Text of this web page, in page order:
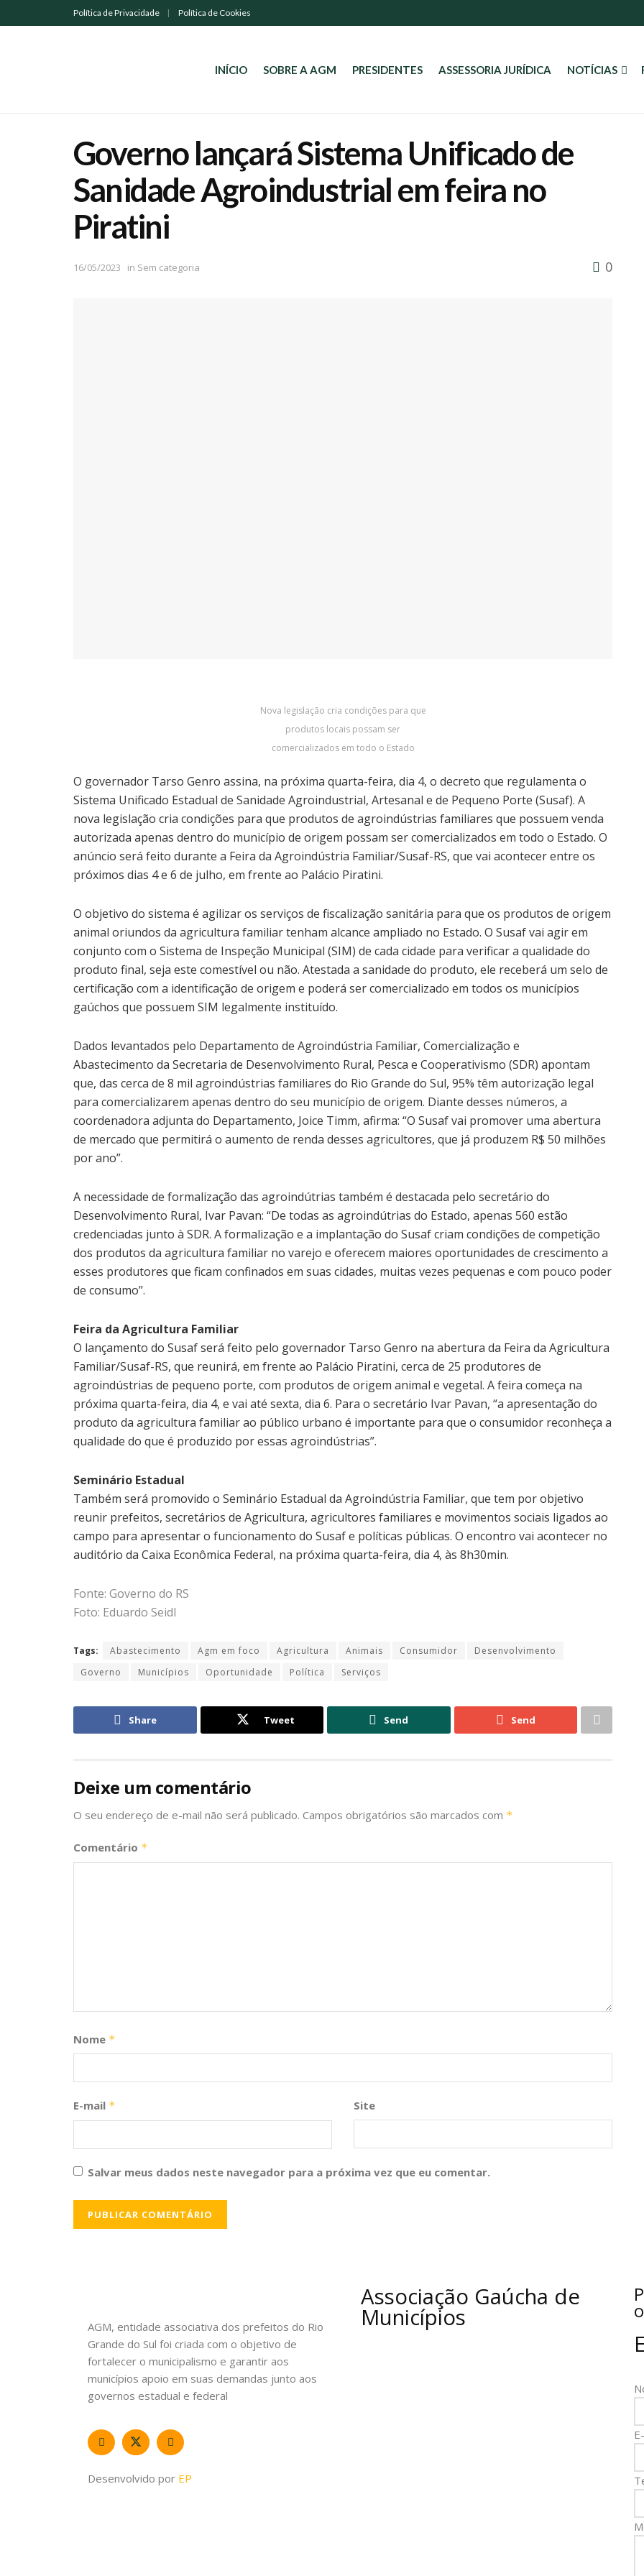
Política de Privacidade Política de Cookies
INÍCIO SOBRE A AGM PRESIDENTES ASSESSORIA JURÍDICA NOTÍCIAS
Governo lançará Sistema Unificado de
Sanidade Agroindustrial em feira no
Piratini
16/05/2023 in Sem categoria 0
Nova legislação cria condições para que
produtos locais possam ser
comercializados em todo o Estado
O governador Tarso Genro assina, na próxima quarta-feira, dia 4, o decreto que regulamenta o
Sistema Unificado Estadual de Sanidade Agroindustrial, Artesanal e de Pequeno Porte (Susaf). A
nova legislação cria condições para que produtos de agroindústrias familiares que possuem venda
autorizada apenas dentro do município de origem possam ser comercializados em todo o Estado. O
anúncio será feito durante a Feira da Agroindústria Familiar/Susaf-RS, que vai acontecer entre os
próximos dias 4 e 6 de julho, em frente ao Palácio Piratini.
O objetivo do sistema é agilizar os serviços de fiscalização sanitária para que os produtos de origem
animal oriundos da agricultura familiar tenham alcance ampliado no Estado. O Susaf vai agir em
conjunto com o Sistema de Inspeção Municipal (SIM) de cada cidade para verificar a qualidade do
produto final, seja este comestível ou não. Atestada a sanidade do produto, ele receberá um selo de
certificação com a identificação de origem e poderá ser comercializado em todos os municípios
gaúchos que possuem SIM legalmente instituído.
Dados levantados pelo Departamento de Agroindústria Familiar, Comercialização e
Abastecimento da Secretaria de Desenvolvimento Rural, Pesca e Cooperativismo (SDR) apontam
que, das cerca de 8 mil agroindústrias familiares do Rio Grande do Sul, 95% têm autorização legal
para comercializarem apenas dentro do seu município de origem. Diante desses números, a
coordenadora adjunta do Departamento, Joice Timm, afirma: “O Susaf vai promover uma abertura
de mercado que permitirá o aumento de renda desses agricultores, que já produzem R$ 50 milhões
por ano”.
A necessidade de formalização das agroindútrias também é destacada pelo secretário do
Desenvolvimento Rural, Ivar Pavan: “De todas as agroindútrias do Estado, apenas 560 estão
credenciadas junto à SDR. A formalização e a implantação do Susaf criam condições de competição
dos produtos da agricultura familiar no varejo e oferecem maiores oportunidades de crescimento a
esses produtores que ficam confinados em suas cidades, muitas vezes pequenas e com pouco poder
de consumo”.
Feira da Agricultura Familiar
O lançamento do Susaf será feito pelo governador Tarso Genro na abertura da Feira da Agricultura
Familiar/Susaf-RS, que reunirá, em frente ao Palácio Piratini, cerca de 25 produtores de
agroindústrias de pequeno porte, com produtos de origem animal e vegetal. A feira começa na
próxima quarta-feira, dia 4, e vai até sexta, dia 6. Para o secretário Ivar Pavan, “a apresentação do
produto da agricultura familiar ao público urbano é importante para que o consumidor reconheça a
qualidade do que é produzido por essas agroindústrias”.
Seminário Estadual
Também será promovido o Seminário Estadual da Agroindústria Familiar, que tem por objetivo
reunir prefeitos, secretários de Agricultura, agricultores familiares e movimentos sociais ligados ao
campo para apresentar o funcionamento do Susaf e políticas públicas. O encontro vai acontecer no
auditório da Caixa Econômica Federal, na próxima quarta-feira, dia 4, às 8h30min.
Fonte: Governo do RS
Foto: Eduardo Seidl
Tags: Abastecimento Agm em foco Agricultura Animais Consumidor
Desenvolvimento
Governo
Municípios Oportunidade Política Serviços
Share Tweet Send Send
Deixe um comentário
O seu endereço de e-mail não será publicado. Campos obrigatórios são marcados com *
Comentário *
Nome *
E-mail * Site
Salvar meus dados neste navegador para a próxima vez que eu comentar.
AGM, entidade associativa dos prefeitos do Rio
Grande do Sul foi criada com o objetivo de
fortalecer o municipalismo e garantir aos
municípios apoio em suas demandas junto aos
governos estadual e federal
Desenvolvido por EP
Associação Gaúcha de
Municípios